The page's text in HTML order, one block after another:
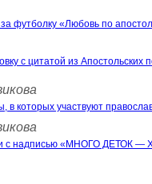
футболку «Любовь по
с цитатой из Апостольских
в которых участвуют
с надписью «МНОГО ДЕТОК